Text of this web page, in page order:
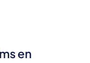
en